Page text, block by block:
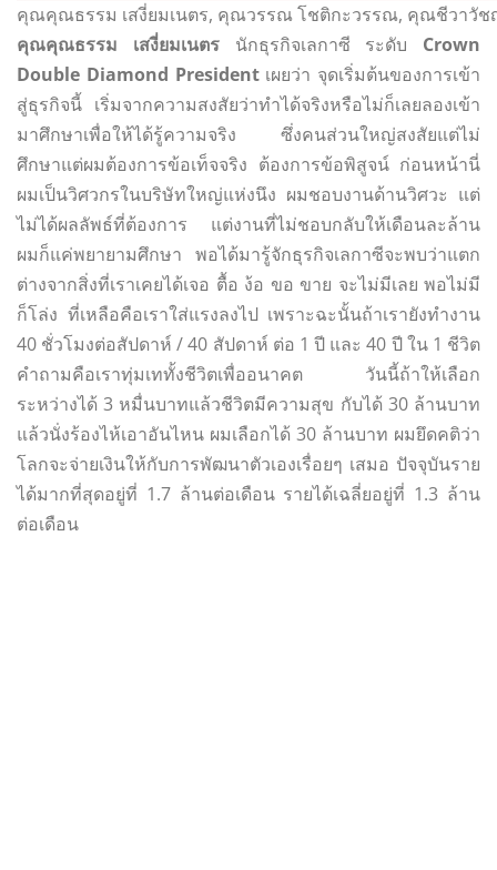
คุณคุณธรรม เสงี่ยมเนตร, คุณวรรณ โชติกะวรรณ, คุณชีวาวัช
คุณคุณธรรม เสงี่ยมเนตร นักธุรกิจเลกาซี ระดับ Crown
Double Diamond President เผยว่า จุดเริ่มต้นของการเข้า
สู่ธุรกิจนี้ เริ่มจากความสงสัยว่าทำได้จริงหรือไม่ก็เลยลองเข้า
มาศึกษาเพื่อให้ได้รู้ความจริง ซึ่งคนส่วนใหญ่สงสัยแต่ไม่
ศึกษาแต่ผมต้องการข้อเท็จจริง ต้องการข้อพิสูจน์ ก่อนหน้านี่
ผมเป็นวิศวกรในบริษัทใหญ่แห่งนึง ผมชอบงานด้านวิศวะ แต่
ไม่ได้ผลลัพธ์ที่ต้องการ แต่งานที่ไม่ชอบกลับให้เดือนละล้าน
ผมก็แค่พยายามศึกษา พอได้มารู้จักธุรกิจเลกาซีจะพบว่าแตก
ต่างจากสิ่งที่เราเคยได้เจอ ตื้อ ง้อ ขอ ขาย จะไม่มีเลย พอไม่มี
ก็โล่ง ที่เหลือคือเราใส่แรงลงไป เพราะฉะนั้นถ้าเรายังทำงาน
40 ชั่วโมงต่อสัปดาห์ / 40 สัปดาห์ ต่อ 1 ปี และ 40 ปี ใน 1 ชีวิต
คำถามคือเราทุ่มเททั้งชีวิตเพื่ออนาคต วันนี้ถ้าให้เลือก
ระหว่างได้ 3 หมื่นบาทแล้วชีวิตมีความสุข กับได้ 30 ล้านบาท
แล้วนั่งร้องไห้เอาอันไหน ผมเลือกได้ 30 ล้านบาท ผมยึดคติว่า
โลกจะจ่ายเงินให้กับการพัฒนาตัวเองเรื่อยๆ เสมอ ปัจจุบันราย
ได้มากที่สุดอยู่ที่ 1.7 ล้านต่อเดือน รายได้เฉลี่ยอยู่ที่ 1.3 ล้าน
ต่อเดือน